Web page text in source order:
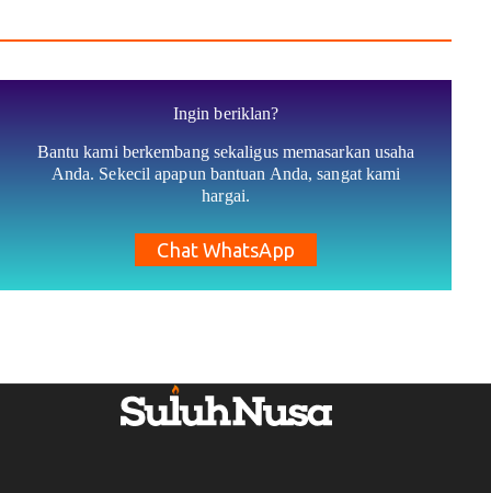
Ingin beriklan?
Bantu kami berkembang sekaligus memasarkan usaha
Anda. Sekecil apapun bantuan Anda, sangat kami
hargai.
Chat WhatsApp